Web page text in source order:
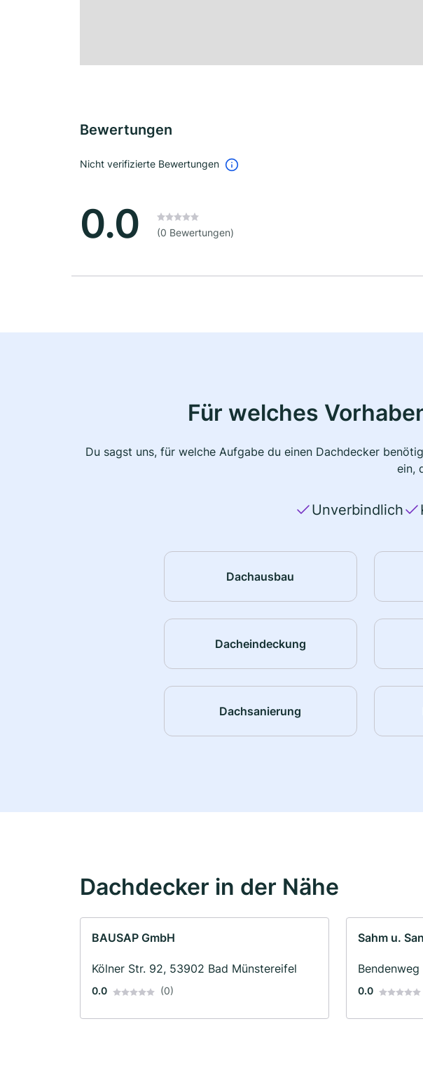
Bewertungen
Nicht verifizierte Bewertungen
0.0 (0 Bewertungen)
Für welches
Du sagst uns, für welche Aufgabe du einen Dachdecker
ein,
Unverbindlich
Dachausbau
Dacheindeckung
Dachsanierung
Dachdecker in der Nähe
BAUSAP GmbH
Kölner Str. 92, 53902 Bad Münstereifel
0.0 (0)
Sahm u.
0.0